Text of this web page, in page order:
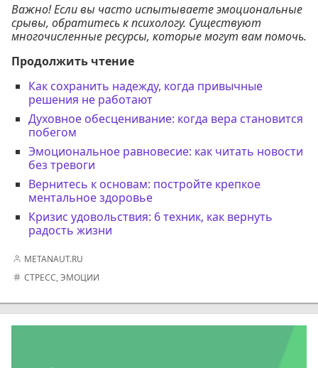
Важно! Если вы часто испытываете эмоциональные
срывы, обратитесь к психологу. Существуют
многочисленные ресурсы, которые могут вам помочь.
Продолжить чтение
Как сохранить надежду, когда привычные
решения не работают
Духовное обесценивание: когда вера становится
побегом
Эмоциональное равновесие: как читать новости
без тревоги
Вернитесь к основам: постройте крепкое
ментальное здоровье
Кризис удовольствия: 6 техник, как вернуть
радость жизни
METANAUT.RU
СТРЕСС,ЭМОЦИИ